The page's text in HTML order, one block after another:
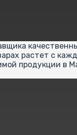
растет с
продукции